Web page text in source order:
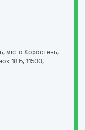
, місто Коростень,
18 Б, 11500,